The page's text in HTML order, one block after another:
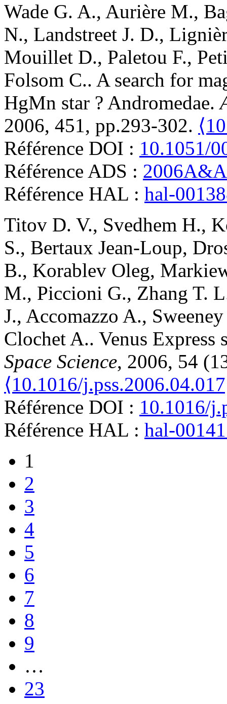
Wade G. A., Aurière M.,
N., Landstreet J. D.,
Mouillet D., Paletou F.,
Folsom C.. A search for
HgMn star ? Andromedae.
2006, 451, pp.293-302.
Référence DOI : 10.1051/
Référence ADS :
Référence HAL : hal-
Titov D. V., Svedhem H.,
S., Bertaux Jean-Loup,
B., Korablev Oleg,
M., Piccioni G., Zhang T.
J., Accomazzo A., Sweeney
Clochet A.. Venus Express
Space Science, 2006, 54
⟨10.1016/
Référence DOI : 10.1016/
Référence HAL : hal-
1
2
3
4
5
6
7
8
9
…
23